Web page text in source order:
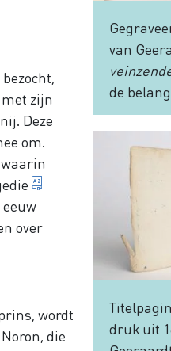
bezocht,
zijn
Deze
om.
waarin
Toneelstuk over
over
wordt
die
van
de
druk uit